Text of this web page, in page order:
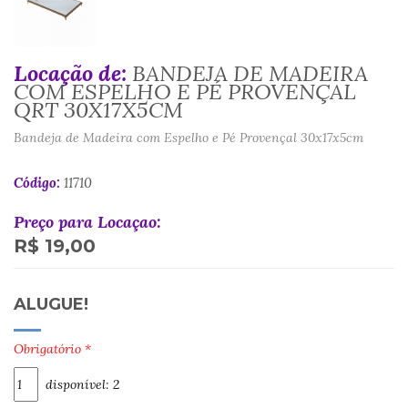
Locação de: BANDEJA DE MADEIRA
COM ESPELHO E PÉ PROVENÇAL
QRT 30X17X5CM
Bandeja de Madeira com Espelho e Pé Provençal 30x17x5cm
Código: 11710
Preço para Locaçao:
R$ 19,00
ALUGUE!
Obrigatório *
disponível: 2